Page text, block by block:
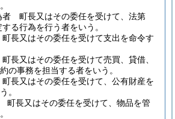
者 町長又はその委任を受けて、法第
る行為を行う者をいう。
長又はその委任を受けて支出を命令す
長又はその委任を受けて売買、貸借、
の事務を担当する者をいう。
長又はその委任を受けて、公有財産を
。
長又はその委任を受けて、物品を管